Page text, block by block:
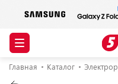
Главная Каталог